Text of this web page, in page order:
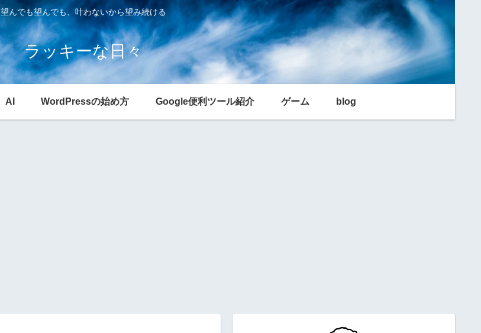
望んでも望んでも、叶わないから望み続ける
ラッキーな日々
AI WordPressの始め方 Google便利ツール紹介 ゲーム blog